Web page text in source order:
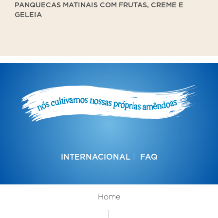
PANQUECAS MATINAIS COM FRUTAS, CREME E
GELEIA
INTERNACIONAL FAQ
Home